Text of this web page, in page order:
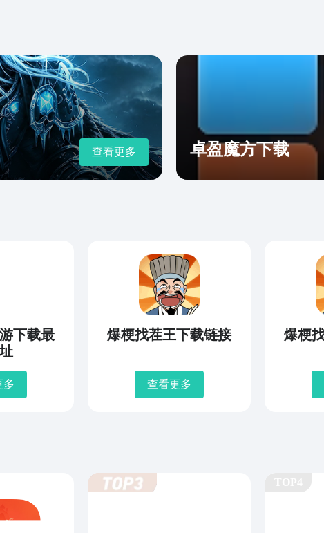
查看更多 卓盈魔方下载
下载最
多
爆梗找茬王下载链接
查看更多
爆梗